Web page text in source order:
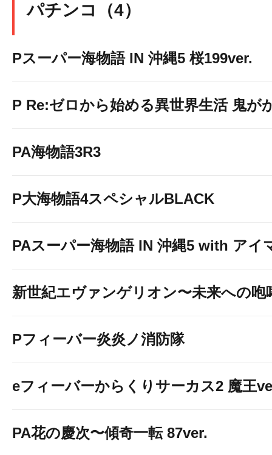
パチンコ（4）
Pスーパー海物語 IN 沖縄5 桜199ver.
P Re:ゼロから始める異世界生活 鬼が
PA海物語3R3
P大海物語4スペシャルBLACK
PAスーパー海物語 IN 沖縄5 with アイ
新世紀エヴァンゲリオン〜未来への咆
Pフィーバー炎炎ノ消防隊
eフィーバーからくりサーカス2 魔王
PA花の慶次〜傾奇一転 87ver.